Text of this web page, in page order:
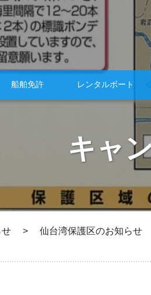
船舶免許 レンタルボート
キャ
> 仙台湾保護区のお知らせ